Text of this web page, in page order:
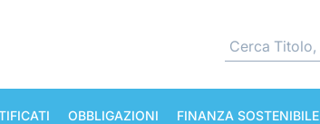
OBBLIGAZIONI FINANZA SOSTENIBILE